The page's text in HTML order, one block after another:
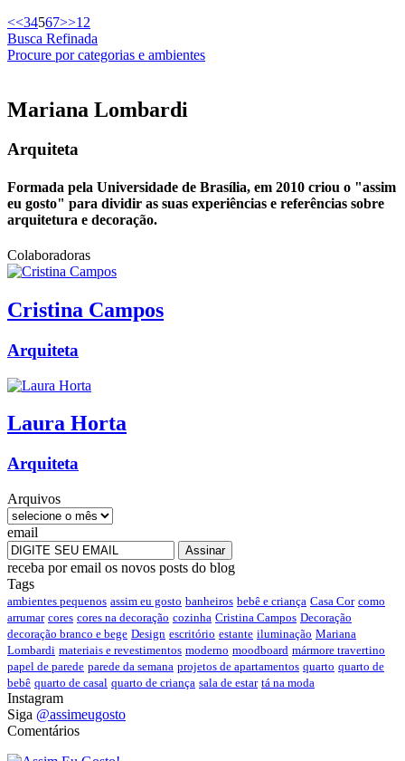
<<34567>>12
Busca Refinada
Procure por categorias e ambientes
Mariana Lombardi
Arquiteta
Formada pela Universidade de Brasília, em 2010 criou o "assim
eu gosto" para dividir as suas experiências e referências sobre
arquitetura e decoração.
Colaboradoras
Cristina Campos
Arquiteta
Laura Horta
Arquiteta
Arquivos
email
receba por email os novos posts do blog
Tags
ambientes pequenos assim eu gosto banheiros bebê e criança Casa Cor como
arrumar cores cores na decoração cozinha Cristina Campos Decoração
decoração branco e bege Design escritório estante iluminação Mariana
Lombardi materiais e revestimentos moderno moodboard mármore travertino
papel de parede parede da semana projetos de apartamentos quarto quarto de
bebê quarto de casal quarto de criança sala de estar tá na moda
Instagram
Siga @assimeugosto
Comentários